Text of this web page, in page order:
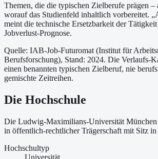
Themen, die die typischen Zielberufe prägen –
worauf das Studienfeld inhaltlich vorbereitet.
meint die technische Ersetzbarkeit der
Jobverlust-Prognose.
Quelle: IAB-Job-Futuromat (Institut für
Berufsforschung), Stand: 2024. Die Verlaufs-
einen benannten typischen Zielberuf, nie
gemischte Zeitreihen.
Die Hochschule
Die Ludwig-Maximilians-Universität München
in öffentlich-rechtlicher Trägerschaft mit Sitz
Hochschultyp
Universität